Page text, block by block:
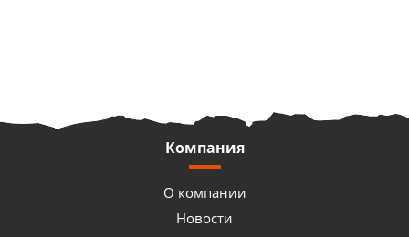
Компания
О компании
Новости